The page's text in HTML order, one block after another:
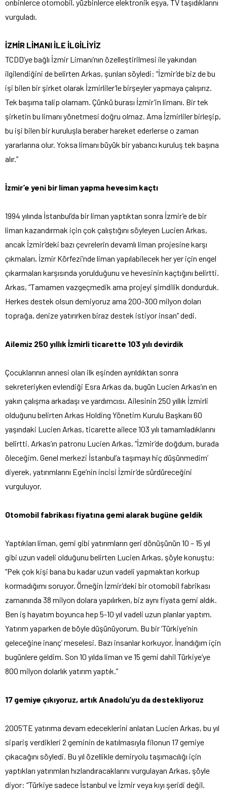
onbinlerce otomobil, yüzbinlerce elektronik eşya, TV taşıdıklarını
vurguladı.
İZMİR LİMANI İLE İLGİLİYİZ
TCDD’ye bağlı İzmir Limanı’nın özelleştirilmesi ile yakından
ilgilendiğini de belirten Arkas, şunları söyledi: “İzmir’de biz de bu
işi bilen bir şirket olarak İzmirliler’le birşeyler yapmaya çalışırız.
Tek başıma talip olamam. Çünkü burası İzmir’in limanı. Bir tek
şirketin bu limanı yönetmesi doğru olmaz. Ama İzmirliler birleşip,
bu işi bilen bir kuruluşla beraber hareket ederlerse o zaman
yararlarına olur. Yoksa limanı büyük bir yabancı kuruluş tek başına
alır.”
İzmir’e yeni bir liman yapma hevesim kaçtı
1994 yılında İstanbul’da bir liman yaptıktan sonra İzmir’e de bir
liman kazandırmak için çok çalıştığını söyleyen Lucien Arkas,
ancak İzmir’deki bazı çevrelerin devamlı liman projesine karşı
çıkmaları, İzmir Körfezi’nde liman yapılabilecek her yer için engel
çıkarmaları karşısında yorulduğunu ve hevesinin kaçtığını belirtti.
Arkas, “Tamamen vazgeçmedik ama projeyi şimdilik dondurduk.
Herkes destek olsun demiyoruz ama 200-300 milyon doları
toprağa, denize yatırırken biraz destek istiyor insan” dedi.
Ailemiz 250 yıllık İzmirli ticarette 103 yılı devirdik
Çocuklarının annesi olan ilk eşinden ayrıldıktan sonra
sekreteriyken evlendiği Esra Arkas da, bugün Lucien Arkas’ın en
yakın çalışma arkadaşı ve yardımcısı. Ailesinin 250 yıllık İzmirli
olduğunu belirten Arkas Holding Yönetim Kurulu Başkanı 60
yaşındaki Lucien Arkas, ticarette ailece 103 yılı tamamladıklarını
belirtti. Arkas’ın patronu Lucien Arkas, “İzmir’de doğdum, burada
öleceğim. Genel merkezi İstanbul’a taşımayı hiç düşünmedim’
diyerek, yatırımlarını Ege’nin incisi İzmir’de sürdüreceğini
vurguluyor.
Otomobil fabrikası fiyatına gemi alarak bugüne geldik
Yaptıkları liman, gemi gibi yatırımların geri dönüşünün 10 – 15 yıl
gibi uzun vadeli olduğunu belirten Lucien Arkas, şöyle konuştu:
“Pek çok kişi bana bu kadar uzun vadeli yapmaktan korkup
kormadığımı soruyor. Örneğin İzmir’deki bir otomobil fabrikası
zamanında 38 milyon dolara yapılırken, biz aynı fiyata gemi aldık.
Ben iş hayatım boyunca hep 5-10 yıl vadeli uzun planlar yaptım.
Yatırım yaparken de böyle düşünüyorum. Bu bir ‘Türkiye’nin
geleceğine inanç’ meselesi. Bazı insanlar korkuyor. İnandığım için
bugünlere geldim. Son 10 yılda liman ve 15 gemi dahil Türkiye’ye
800 milyon dolarlık yatırım yaptık.”
17 gemiye çıkıyoruz, artık Anadolu’yu da destekliyoruz
2005’TE yatırıma devam edeceklerini anlatan Lucien Arkas, bu yıl
sipariş verdikleri 2 geminin de katılmasıyla filonun 17 gemiye
çıkacağını söyledi. Bu yıl özellikle demiryolu taşımacılığı için
yaptıkları yatırımları hızlandıracaklarını vurgulayan Arkas, şöyle
diyor: “Türkiye sadece İstanbul ve İzmir veya kıyı şeridi değil.